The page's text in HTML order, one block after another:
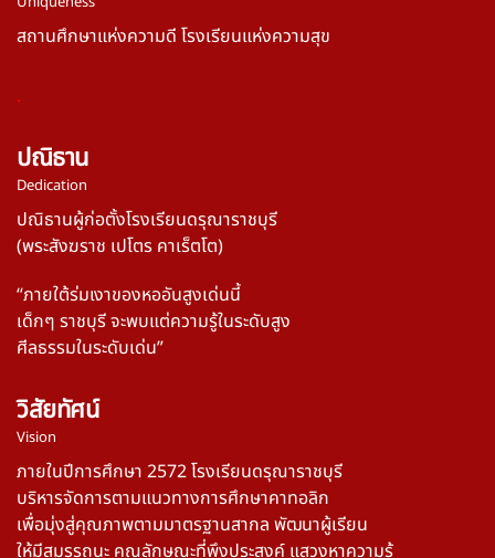
สถานศึกษาแห่งความดี โรงเรียนแห่งความสุข
.
ปณิธาน
Dedication
ปณิธานผู้ก่อตั้งโรงเรียนดรุณาราชบุรี
(พระสังฆราช เปโตร คาเร็ตโต)
“ภายใต้ร่มเงาของหออันสูงเด่นนี้
เด็กๆ ราชบุรีจะพบแต่ความรู้ในระดับสูง
ศีลธรรมในระดับเด่น”
วิสัยทัศน์
Vision
ภายในปีการศึกษา 2572 โรงเรียนดรุณาราชบุรี
บริหารจัดการตามแนวทางการศึกษาคาทอลิก
เพื่อมุ่งสู่คุณภาพตามมาตรฐานสากล พัฒนาผู้เรียน
ให้มีสมรรถนะ คุณลักษณะที่พึงประสงค์ แสวงหาความรู้